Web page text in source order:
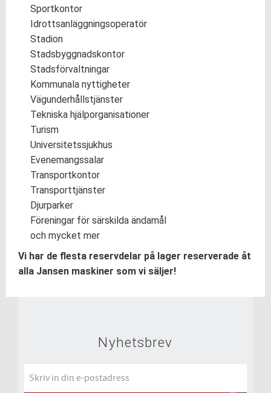
Sportkontor
Idrottsanläggningsoperatör
Stadion
Stadsbyggnadskontor
Stadsförvaltningar
Kommunala nyttigheter
Vägunderhållstjänster
Tekniska hjälporganisationer
Turism
Universitetssjukhus
Evenemangssalar
Transportkontor
Transporttjänster
Djurparker
Föreningar för särskilda ändamål
och mycket mer
Vi har de flesta reservdelar på lager reserverade åt
alla Jansen maskiner som vi säljer!
Nyhetsbrev